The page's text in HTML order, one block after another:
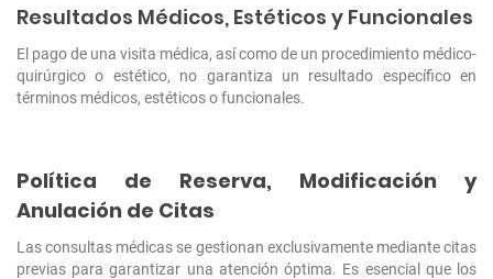
Resultados Médicos, Estéticos y Funcionales
El pago de una visita médica, así como de un procedimiento médico-
quirúrgico o estético, no garantiza un resultado específico en
términos médicos, estéticos o funcionales.
Política de Reserva, Modificación y
Anulación de Citas
Las consultas médicas se gestionan exclusivamente mediante citas
previas para garantizar una atención óptima. Es esencial que los